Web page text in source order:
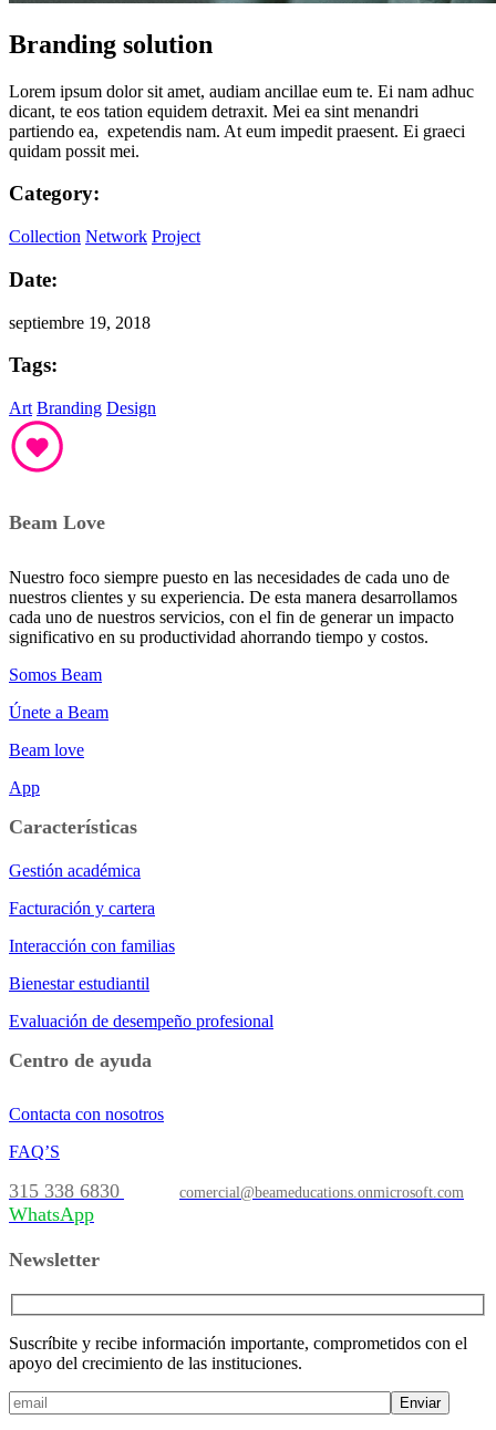
Branding solution
Lorem ipsum dolor sit amet, audiam ancillae eum te. Ei nam adhuc
dicant, te eos tation equidem detraxit. Mei ea sint menandri
partiendo ea, expetendis nam. At eum impedit praesent. Ei graeci
quidam possit mei.
Category:
Collection Network Project
Date:
septiembre 19, 2018
Tags:
Art Branding Design
Beam Love
Nuestro foco siempre puesto en las necesidades de cada uno de
nuestros clientes y su experiencia. De esta manera desarrollamos
cada uno de nuestros servicios, con el fin de generar un impacto
significativo en su productividad ahorrando tiempo y costos.
Somos Beam
Únete a Beam
Beam love
App
Características
Gestión académica
Facturación y cartera
Interacción con familias
Bienestar estudiantil
Evaluación de desempeño profesional
Centro de ayuda
Contacta con nosotros
FAQ’S
315 338 6830 comercial@beameducations.onmicrosoft.com
WhatsApp
Newsletter
Suscríbite y recibe información importante, comprometidos con el
apoyo del crecimiento de las instituciones.
Enviar